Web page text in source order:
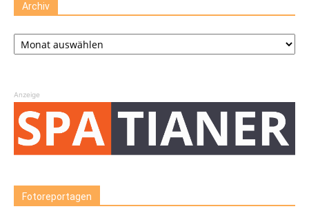
Archiv
Archiv
Anzeige
Fotoreportagen